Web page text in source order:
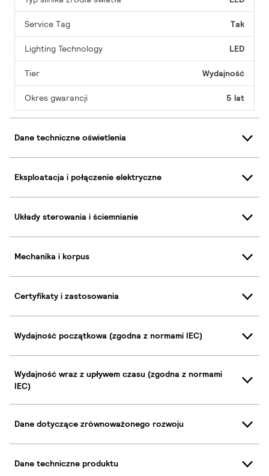
Service Tag Tak
Lighting Technology LED
Tier Wydajność
Okres gwarancji 5 lat
Dane techniczne oświetlenia
Eksploatacja i połączenie elektryczne
Układy sterowania i ściemnianie
Mechanika i korpus
Certyfikaty i zastosowania
Wydajność początkowa (zgodna z normami IEC)
Wydajność wraz z upływem czasu (zgodna z normami
IEC)
Dane dotyczące zrównoważonego rozwoju
Dane techniczne produktu